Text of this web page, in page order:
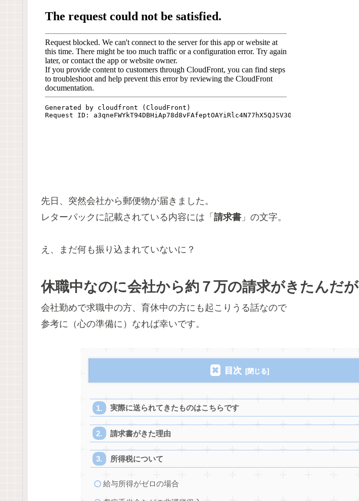
先日、突然会社から郵便物が届きました。
レターパックに記載されている内容には「 請求書 」の文字。
え、まだ何も振り込まれていないに？
休職中なのに会社から約７万の請求がきたんだが
会社勤めで求職中の方、育休中の方にも起こりうる話なので
参考に（心の準備に）なれば幸いです。
目次
実際に送られてきたものはこちらです
請求書がきた理由
所得税について
給与所得がゼロの場合